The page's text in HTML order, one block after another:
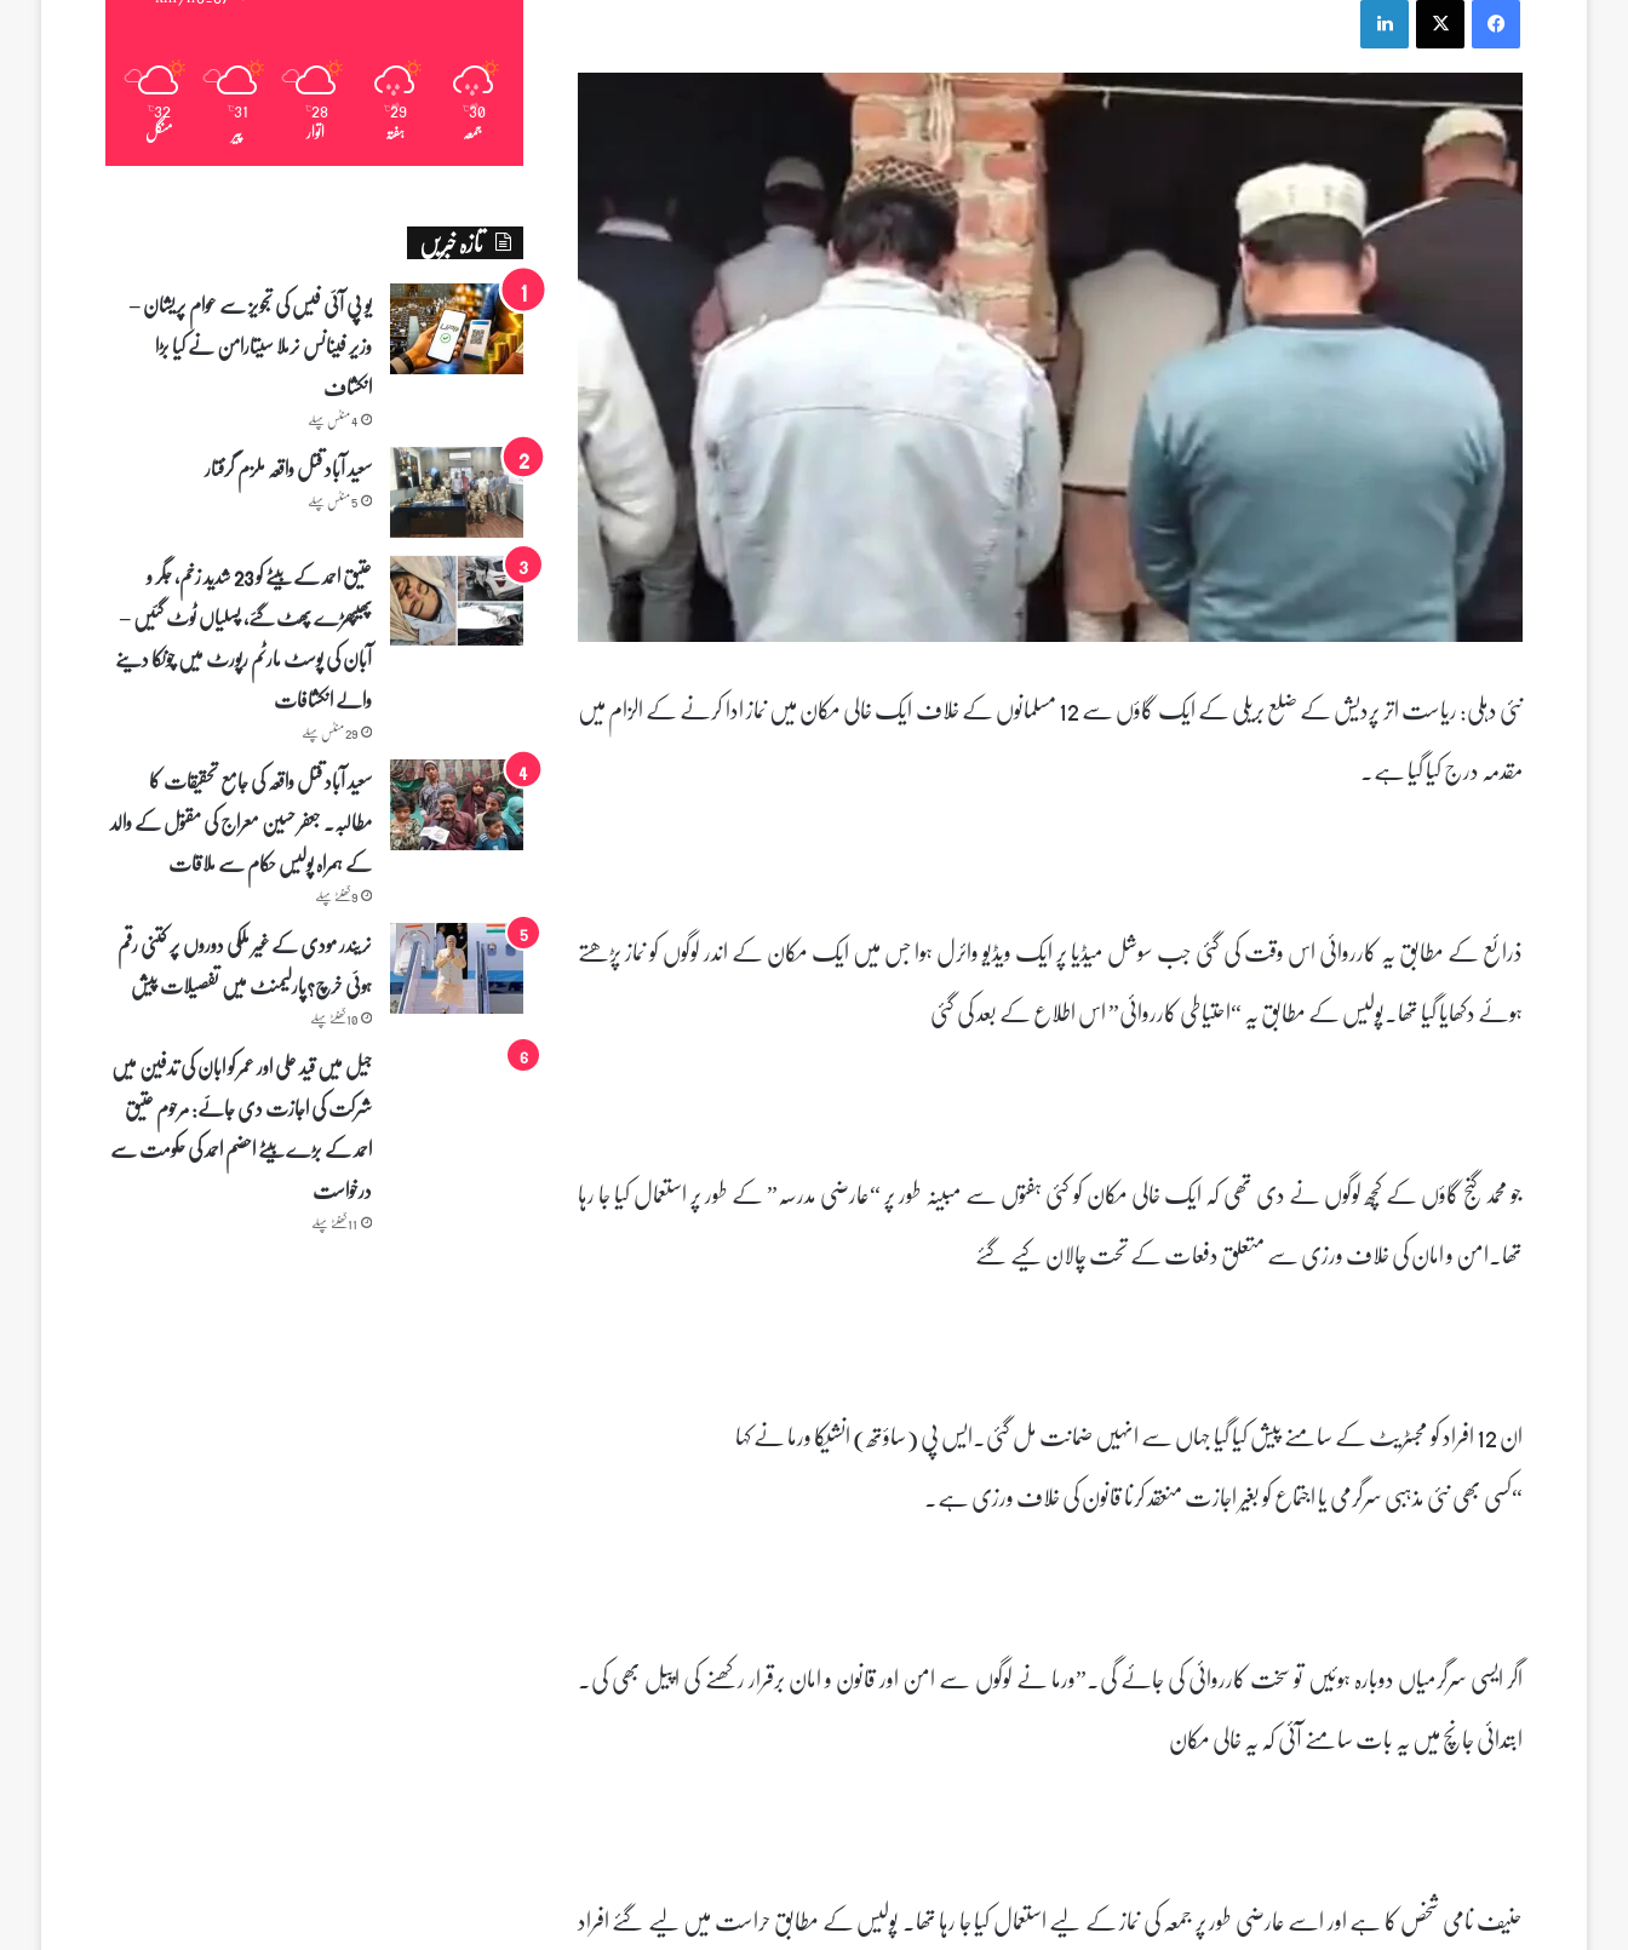
نئی دہلی: ریاست اتر پردیش کے ضلع بریلی کے ایک گاؤں سے 12 مسلمانوں کے خلاف ایک خالی مکان میں نماز ادا کرنے کے الزام میں
مقدمہ درج کیا گیا ہے۔
ذرائع کے مطابق یہ کارروائی اس وقت کی گئی جب سوشل میڈیا پر ایک ویڈیو وائرل ہوا جس میں ایک مکان کے اندر لوگوں کو نماز پڑھتے
ہوئے دکھایا گیا تھا۔پولیس کے مطابق یہ “احتیاطی کارروائی” اس اطلاع کے بعد کی گئی
جو محمد گنج گاؤں کے کچھ لوگوں نے دی تھی کہ ایک خالی مکان کو کئی ہفتوں سے مبینہ طور پر “عارضی مدرسہ” کے طور پر استعمال کیا جا رہا
تھا۔امن و امان کی خلاف ورزی سے متعلق دفعات کے تحت چالان کیے گئے
ان 12 افراد کو مجسٹریٹ کے سامنے پیش کیا گیا جہاں سے انہیں ضمانت مل گئی۔ایس پی (ساؤتھ) انشیکا ورما نے کہا
“کسی بھی نئی مذہبی سرگرمی یا اجتماع کو بغیر اجازت منعقد کرنا قانون کی خلاف ورزی ہے۔
اگر ایسی سرگرمیاں دوبارہ ہوئیں تو سخت کارروائی کی جائے گی۔”ورما نے لوگوں سے امن اور قانون و امان برقرار رکھنے کی اپیل بھی کی۔
ابتدائی جانچ میں یہ بات سامنے آئی کہ یہ خالی مکان
حنیف نامی شخص کا ہے اور اسے عارضی طور پر جمعہ کی نماز کے لیے استعمال کیا جا رہا تھا۔ پولیس کے مطابق حراست میں لیے گئے افراد
30
℃
جمعہ
29
℃
ہفتہ
28
℃
اتوار
31
℃
پیر
32
℃
منگل
تازہ خبریں
یو پی آئی فیس کی تجویز سے عوام پریشان –
وزیر فینانس نرملا سیتارامن نے کیا بڑا
انکشاف
4 منٹس پہلے
سعید آباد قتل واقعہ ملزم گرفتار
5 منٹس پہلے
عتیق احمد کے بیٹے کو 23 شدید زخم، جگر و
پھیپھڑے پھٹ گئے، پسلیاں ٹوٹ گئیں –
آبان کی پوسٹ مارٹم رپورٹ میں چونکا دینے
والے انکشافات
29 منٹس پہلے
سعید آباد قتل واقعہ کی جامع تحقیقات کا
مطالبہ۔ جعفر حسین معراج کی مقتول کے والد
کے ہمراہ پولیس حکام سے ملاقات
9 گھنٹے پہلے
نریندر مودی کے غیر ملکی دوروں پر کتنی رقم
ہوئی خرچ؟پارلیمنٹ میں تفصیلات پیش
10 گھنٹے پہلے
جیل میں قید علی اور عمر کو ابان کی تدفین میں
شرکت کی اجازت دی جائے: مرحوم عتیق
احمد کے بڑے بیٹے احضم احمد کی حکومت سے
درخواست
11 گھنٹے پہلے